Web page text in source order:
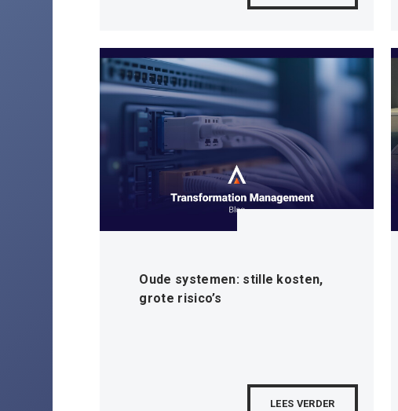
Oude systemen: stille kosten,
grote risico’s
LEES VERDER